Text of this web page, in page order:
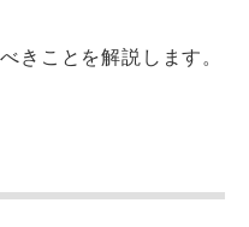
きことを解説します。